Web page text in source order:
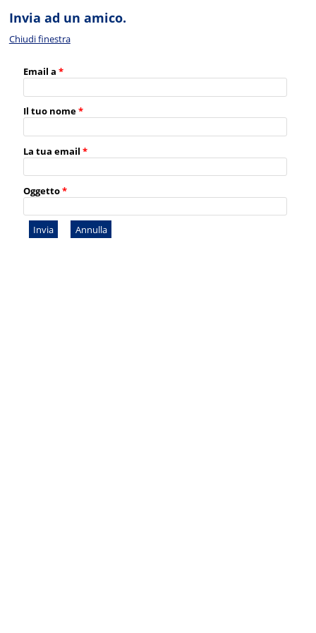
Invia ad un amico.
Chiudi finestra
Email a *
Il tuo nome*
La tua email *
Oggetto*
Invia Annulla